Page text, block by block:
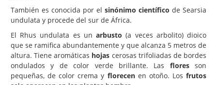
Fotos
Flores y Plantas
Árboles y Palmeras
Arbustos y Trepadoras
Cactus y Suculentas
También es conocida por el sinónimo científico de Searsia
undulata y procede del sur de África.
El Rhus undulata es unarbusto (a veces arbolito) dioico
que se ramifica abundantemente y que alcanza 5 metros de
altura. Tiene aromáticas hojas cerosas trifoliadas de bordes
ondulados y de color verde brillante. Las floresson
pequeñas, de color crema y florecenen otoño. Losfrutos